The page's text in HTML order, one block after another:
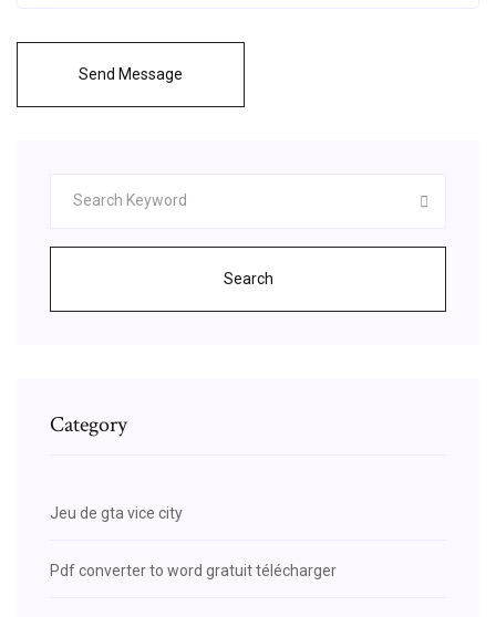
Send Message
Search
Category
Jeu de gta vice city
Pdf converter to word gratuit télécharger